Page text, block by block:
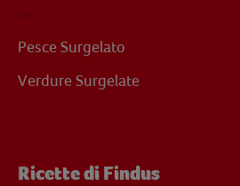
Pesce Surgelato
Verdure Surgelate
Ricette di Findus